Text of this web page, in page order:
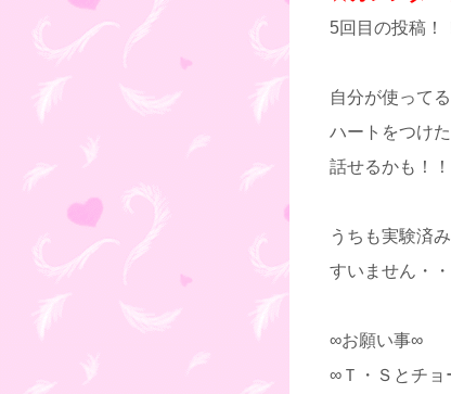
5回目の投稿！
自分が使って
ハートをつけ
話せるかも！！
うちも実験済
すいません・・
∞お願い事∞
∞Ｔ・Ｓとチョ